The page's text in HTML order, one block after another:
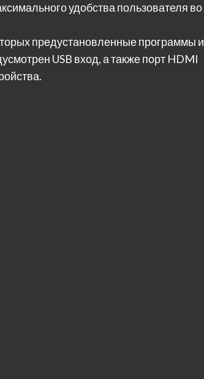
удобства пользователя во
предустановленные программы и
USB вход, а также порт HDMI